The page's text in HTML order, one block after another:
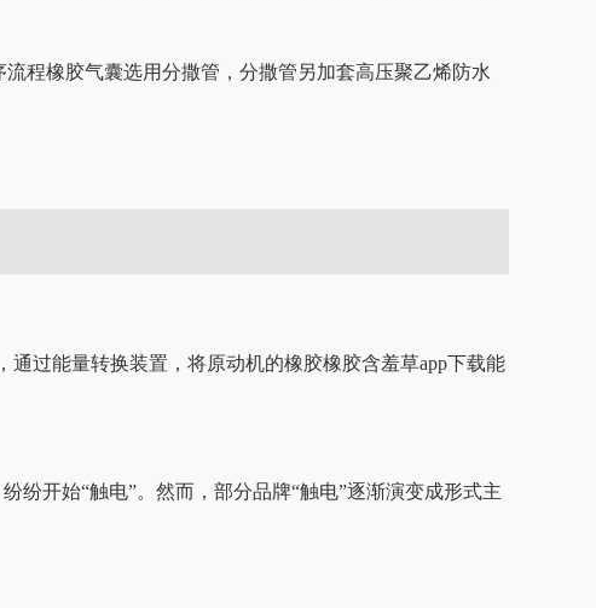
程橡胶气囊选用分撒管，分撒管另加套高压聚乙烯防水
过能量转换装置，将原动机的橡胶橡胶含羞草app下载能
开始“触电”。然而，部分品牌“触电”逐渐演变成形式主